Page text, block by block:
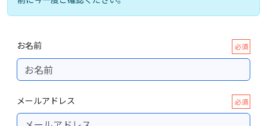
お名前 必須
メールアドレス 必須